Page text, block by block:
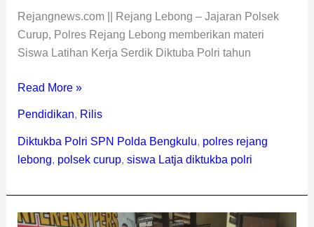
Rejangnews.com || Rejang Lebong – Jajaran Polsek
Curup, Polres Rejang Lebong memberikan materi
Siswa Latihan Kerja Serdik Diktuba Polri tahun
Read More »
Pendidikan, Rilis
Diktukba Polri SPN Polda Bengkulu, polres rejang
lebong, polsek curup, siswa Latja diktukba polri
Polsek